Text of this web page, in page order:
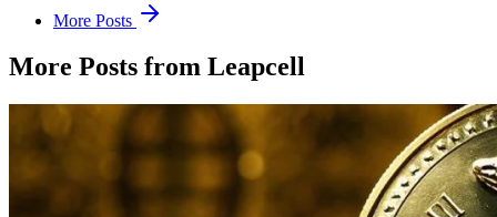
More Posts
More Posts from Leapcell